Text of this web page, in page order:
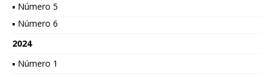
▪ Número 5
▪ Número 6
2024
▪ Número 1